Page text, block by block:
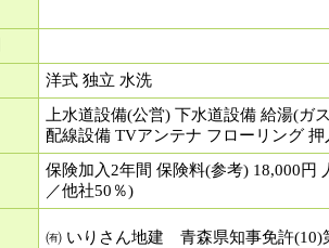
洋式 独立 水洗
上水道設備(公営) 下水道設備 給湯(ガ
配線設備 TVアンテナ フローリング 押
保険加入2年間 保険料(参考) 18,000
／他社50％)
㈲ いりさん地建 青森県知事免許(10)